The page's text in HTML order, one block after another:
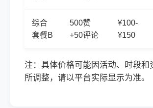
综合
套餐B
500赞
+50评论
¥100-
¥150
注：具体价格可能因活动、时段和
所调整，请以平台实际显示为准。